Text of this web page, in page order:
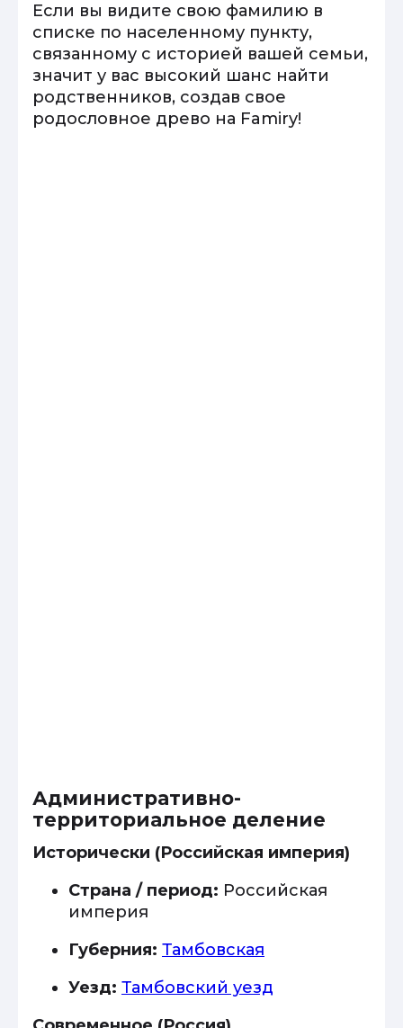
Если вы видите свою фамилию в
списке по населенному пункту,
связанному с историей вашей семьи,
значит у вас высокий шанс найти
родственников, создав свое
родословное древо на Famiry!
Административно-
территориальное деление
Исторически (Российская империя)
Страна / период: Российская
империя
Губерния: Тамбовская
Уезд: Тамбовский уезд